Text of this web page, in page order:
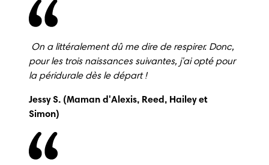
On a littéralement dû me dire de respirer. Donc,
pour les trois naissances suivantes, j'ai opté pour
la péridurale dès le départ !
Jessy S. (Maman d'Alexis, Reed, Hailey et
Simon)